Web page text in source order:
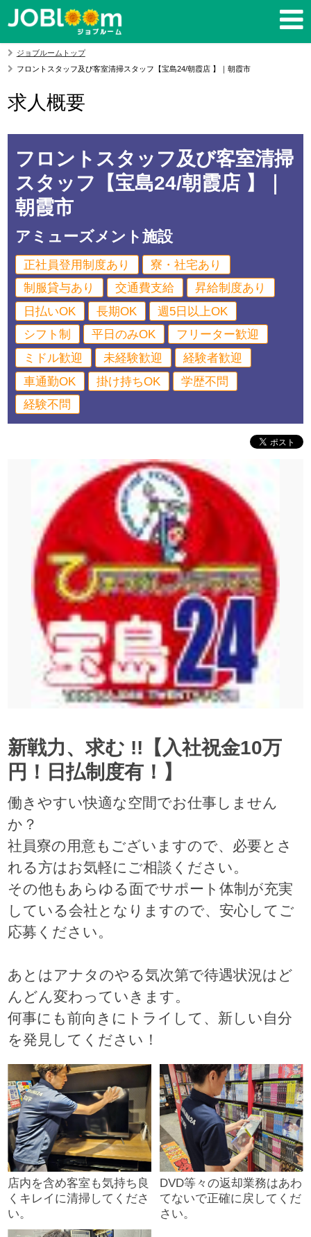
ジョブルームトップ
フロントスタッフ及び客室清掃スタッフ【宝島24/朝霞店 】｜朝霞市
求人概要
フロントスタッフ及び客室清掃
スタッフ【宝島24/朝霞店 】｜
朝霞市
アミューズメント施設
正社員登用制度あり
寮・社宅あり
制服貸与あり
交通費支給
昇給制度あり
日払いOK
長期OK
週5日以上OK
シフト制
平日のみOK
フリーター歓迎
ミドル歓迎
未経験歓迎
経験者歓迎
車通勤OK
掛け持ちOK
学歴不問
経験不問
新戦力、求む !!【入社祝金10万
円！日払制度有！】
働きやすい快適な空間でお仕事しません
か？
社員寮の用意もございますので、必要とさ
れる方はお気軽にご相談ください。
その他もあらゆる面でサポート体制が充実
している会社となりますので、安心してご
応募ください。
あとはアナタのやる気次第で待遇状況はど
んどん変わっていきます。
何事にも前向きにトライして、新しい自分
を発見してください！
店内を含め客室も気持ち良
くキレイに清掃してくださ
い。
DVD等々の返却業務はあわ
てないで正確に戻してくだ
さい。